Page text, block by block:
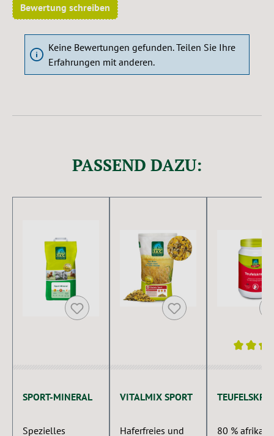
Bewertung schreiben
Keine Bewertungen gefunden. Teilen Sie Ihre
Erfahrungen mit anderen.
PASSEND DAZU:
SPORT-MINERAL
Spezielles
VITALMIX SPORT
Haferfreies und
80 %